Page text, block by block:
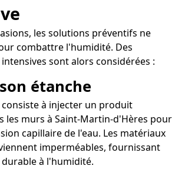
les solutions préventifs ne
combattre l'humidité. Des
sont alors considérées :
étanche
à injecter un produit
les murs à Saint-Martin-d'Hères pour
capillaire de l'eau. Les matériaux
imperméables, fournissant
à l'humidité.